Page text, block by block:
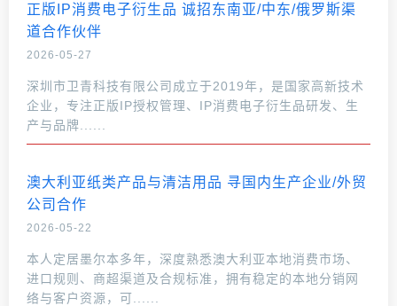
正版IP消费电子衍生品 诚招东南亚/中东/俄罗斯渠
道合作伙伴
2026-05-27
深圳市卫青科技有限公司成立于2019年，是国家高新技术
企业，专注正版IP授权管理、IP消费电子衍生品研发、生
产与品牌......
澳大利亚纸类产品与清洁用品 寻国内生产企业/外贸
公司合作
2026-05-22
本人定居墨尔本多年，深度熟悉澳大利亚本地消费市场、
进口规则、商超渠道及合规标准，拥有稳定的本地分销网
络与客户资源，可......